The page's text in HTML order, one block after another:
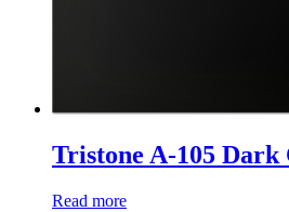
Tristone A-105 Dark
Read more